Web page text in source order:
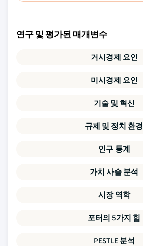
연구 및 평가된 매개변수
거시경제 요인
미시경제 요인
기술 및 혁신
규제 및 정치 환경
인구 통계
가치 사슬 분석
시장 역학
포터의 5가지 힘
PESTLE 분석